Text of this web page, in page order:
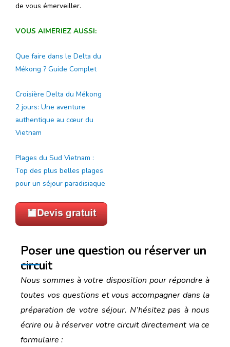
de vous émerveiller.
VOUS AIMERIEZ AUSSI:
Que faire dans le Delta du
Mékong ? Guide Complet
Croisière Delta du Mékong
2 jours: Une aventure
authentique au cœur du
Vietnam
Plages du Sud Vietnam :
Top des plus belles plages
pour un séjour paradisiaque
Poser une question ou réserver un
circuit
Nous sommes à votre disposition pour répondre à
toutes vos questions et vous accompagner dans la
préparation de votre séjour. N’hésitez pas à nous
écrire ou à réserver votre circuit directement via ce
formulaire :